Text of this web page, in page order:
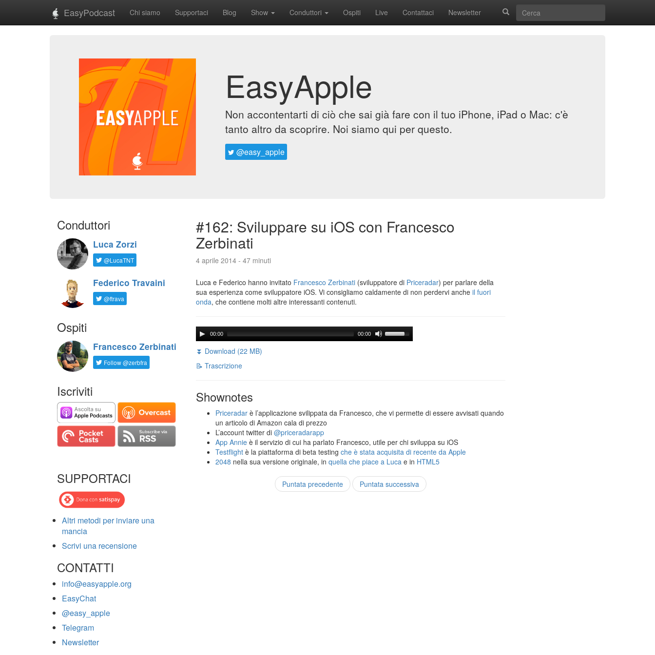
EasyPodcast Chi siamo Supportaci Blog Show Conduttori Ospiti Live Contattaci Newsletter
EasyApple
Non accontentarti di ciò che sai già fare con il tuo iPhone, iPad o Mac: c'è
tanto altro da scoprire. Noi siamo qui per questo.
@easy_apple
Conduttori
Luca Zorzi
@LucaTNT
Federico Travaini
@ftrava
Ospiti
Francesco Zerbinati
Follow @zerbfra
Iscriviti
SUPPORTACI
Altri metodi per inviare una
mancia
Scrivi una recensione
CONTATTI
info@easyapple.org
EasyChat
@easy_apple
Telegram
Newsletter
#162: Sviluppare su iOS con Francesco
Zerbinati
4 aprile 2014 - 47 minuti
Luca e Federico hanno invitato Francesco Zerbinati (sviluppatore di Priceradar) per parlare della
sua esperienza come sviluppatore iOS. Vi consigliamo caldamente di non perdervi anche il fuori
onda, che contiene molti altre interessanti contenuti.
00:00 00:00
⏬ Download (22 MB)
📝 Trascrizione
Shownotes
Priceradar è l’applicazione svilippata da Francesco, che vi permette di essere avvisati quando
un articolo di Amazon cala di prezzo
L’account twitter di @priceradarapp
App Annie è il servizio di cui ha parlato Francesco, utile per chi sviluppa su iOS
Testflight è la piattaforma di beta testing che è stata acquisita di recente da Apple
2048 nella sua versione originale, in quella che piace a Luca e in HTML5
Puntata precedente Puntata successiva